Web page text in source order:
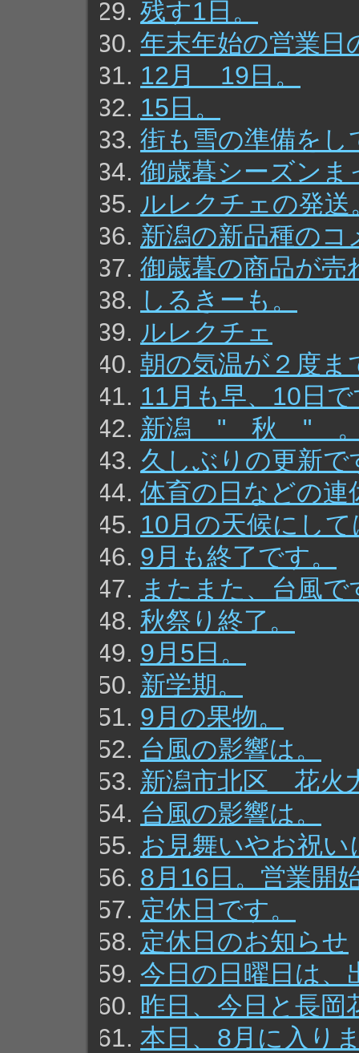
残す1日。
年末年始の営業日
12月 19日。
15日。
街も雪の準備をし
御歳暮シーズンま
ルレクチェの発送
新潟の新品種のコ
御歳暮の商品が売
しるきーも。
ルレクチェ
朝の気温が２度
11月も早、10日
新潟 " 秋 "
久しぶりの更新で
体育の日などの連
10月の天候にし
9月も終了です。
またまた、台風で
秋祭り終了。
9月5日。
新学期。
9月の果物。
台風の影響は。
新潟市北区 花火
台風の影響は。
お見舞いやお祝い
8月16日。営業開
定休日です。
定休日のお知らせ
今日の日曜日は、
昨日、今日と長岡
本日、8月に入り